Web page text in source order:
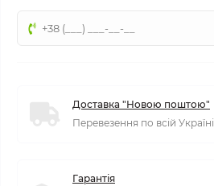
Доставка "Новою поштою"
Перевезення по всій Україні
Гарантія